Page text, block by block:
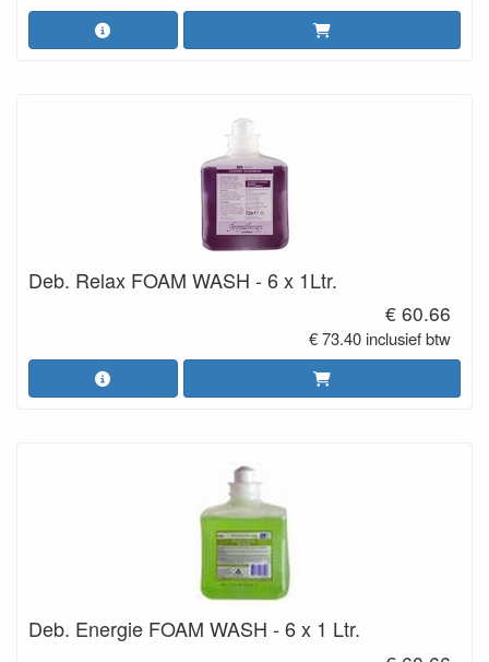
Deb. Relax FOAM WASH - 6 x 1Ltr.
€ 60.66
€ 73.40 inclusief btw
Deb. Energie FOAM WASH - 6 x 1 Ltr.